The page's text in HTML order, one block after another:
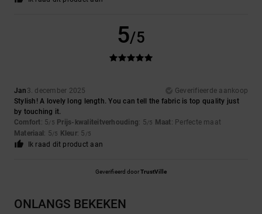
5/5
Jan 3. december 2025
Geverifieerde aankoop
Stylish! A lovely long length. You can tell the fabric is top quality just
by touching it.
Comfort: 5/5 Prijs-kwaliteitverhouding: 5/5 Maat: Perfecte maat
Materiaal : 5/5 Kleur: 5 /5
Ik raad dit product aan
Geverifieerd doorTrustVille
ONLANGS BEKEKEN